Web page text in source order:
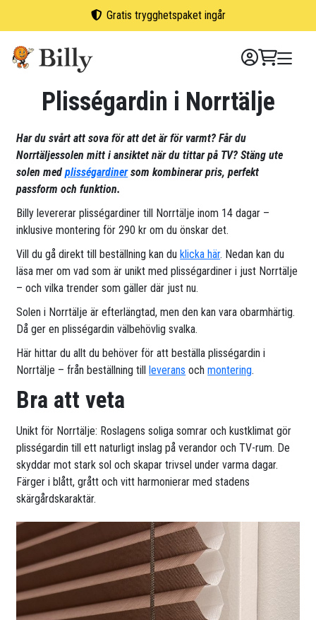
Gratis trygghetspaket ingår
Plisségardin i Norrtälje
Har du svårt att sova för att det är för varmt? Får du
Norrtäljessolen mitt i ansiktet när du tittar på TV? Stäng ute
solen medplisségardinersom kombinerar pris, perfekt
passform och funktion.
Billy levererar plisségardiner till Norrtälje inom 14 dagar –
inklusive montering för 290 kr om du önskar det.
Vill du gå direkt till beställning kan duklicka här. Nedan kan du
läsa mer om vad som är unikt med plisségardiner i just Norrtälje
– och vilka trender som gäller där just nu.
Solen i Norrtälje är efterlängtad, men den kan vara obarmhärtig.
Då ger en plisségardin välbehövlig svalka.
Här hittar du allt du behöver för att beställa plisségardin i
Norrtälje – från beställning tillleverans ochmontering.
Bra att veta
Unikt för Norrtälje: Roslagens soliga somrar och kustklimat gör
plisségardin till ett naturligt inslag på verandor och TV-rum. De
skyddar mot stark sol och skapar trivsel under varma dagar.
Färger i blått, grått och vitt harmonierar med stadens
skärgårdskaraktär.